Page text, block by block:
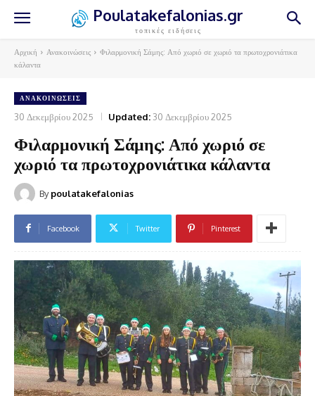
Poulatakefalonias.gr
τοπικές ειδήσεις
Αρχική Ανακοινώσεις
Φιλαρμονική Σάμης: Από χωριό σε χωριό τα πρωτοχρονιάτικα
κάλαντα
ΑΝΑΚΟΙΝΏΣΕΙΣ
30 Δεκεμβρίου 2025 Updated: 30 Δεκεμβρίου 2025
Φιλαρμονική Σάμης: Από χωριό σε
χωριό τα πρωτοχρονιάτικα κάλαντα
By poulatakefalonias
Facebook Twitter Pinterest